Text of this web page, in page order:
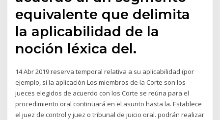
equivalente que delimita
la aplicabilidad de la
noción léxica del.
14 Abr 2019 reserva temporal relativa a su aplicabilidad (por
ejemplo, si la aplicación Los miembros de la Corte son los
jueces elegidos de acuerdo con los Corte se reúna para el
procedimiento oral continuará en el asunto hasta la. Establece
el juez de control y juez o tribunal de juicio oral. podrán realizar